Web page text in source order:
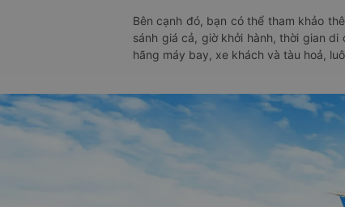
Bên cạnh đó, bạn có thể tham khảo
sánh giá cả, giờ khởi hành, thời gian
hãng máy bay, xe khách và tàu hoả,